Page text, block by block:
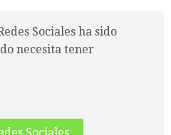
Sociales ha sido
necesita tener